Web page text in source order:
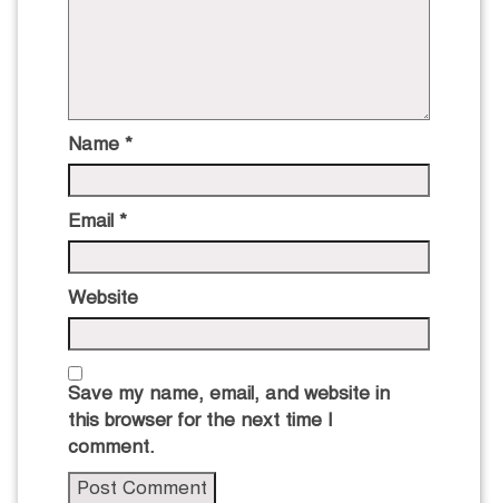
Name *
Email *
Website
Save my name, email, and website in
this browser for the next time I
comment.